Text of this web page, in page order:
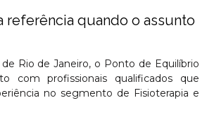
referência quando o assunto
Rio de Janeiro, o Ponto de Equilíbrio
com profissionais qualificados que
no segmento de Fisioterapia e